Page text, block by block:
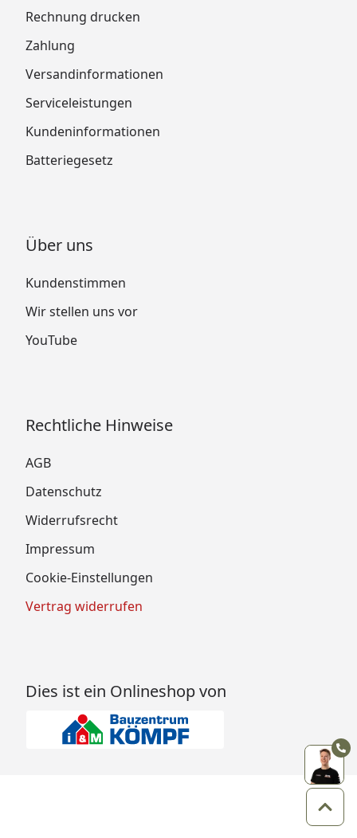
Rechnung drucken
Zahlung
Versandinformationen
Serviceleistungen
Kundeninformationen
Batteriegesetz
Über uns
Kundenstimmen
Wir stellen uns vor
YouTube
Rechtliche Hinweise
AGB
Datenschutz
Widerrufsrecht
Impressum
Cookie-Einstellungen
Vertrag widerrufen
Dies ist ein Onlineshop von